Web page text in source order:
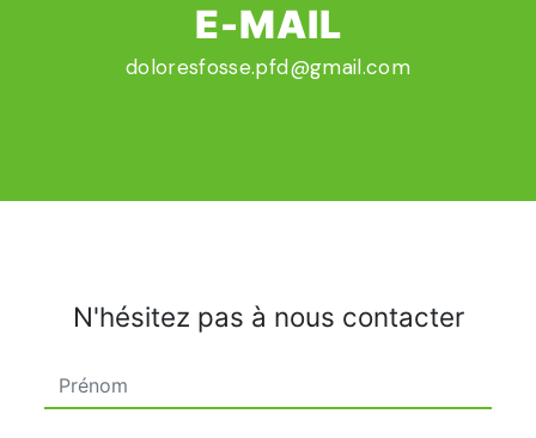
E-MAIL
doloresfosse.pfd@gmail.com
N'hésitez pas à nous contacter